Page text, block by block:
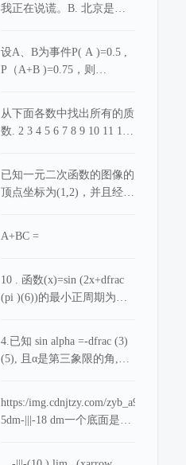
我正在说谎。B. 北京是中
13能被6整除。
设A、B为事件P( A )=0.5 ,
P（A+B )=0.75，则
从下面各数中找出所有的质
数. 2 3 4 5 6 7 8 9 10 11 12
31 32 33 34 35 36 37 38 39
40 41 42 43 44 45 46 47 48
已知一元二次函数的图像的
顶点坐标为(1,2)，并且经过
A+BC =
10 . 函数(x)=sin (2x+dfrac
(pi )(6))的最小正周期为
4.已知 sin alpha =-dfrac (3)
(5), 且α是第三象限的角,则
https:/img.cdnjtzy.com/
5dm-|||-18 dm一个底面是圆